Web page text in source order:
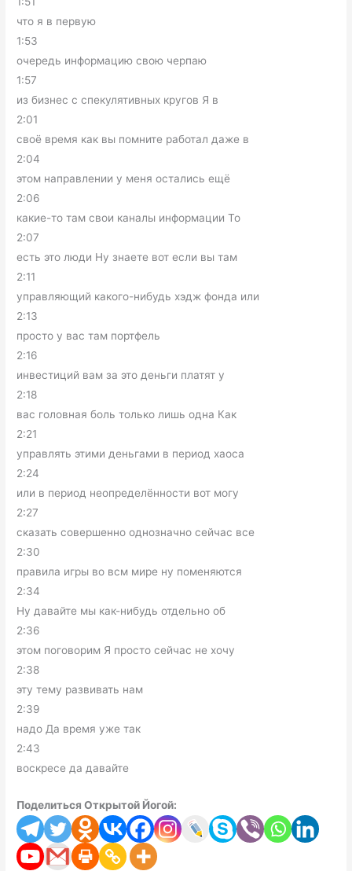
что я в первую
1:53
очередь информацию свою черпаю
1:57
из бизнес с спекулятивных кругов Я в
2:01
своё время как вы помните работал даже в
2:04
этом направлении у меня остались ещё
2:06
какие-то там свои каналы информации То
2:07
есть это люди Ну знаете вот если вы там
2:11
управляющий какого-нибудь хэдж фонда или
2:13
просто у вас там портфель
2:16
инвестиций вам за это деньги платят у
2:18
вас головная боль только лишь одна Как
2:21
управлять этими деньгами в период хаоса
2:24
или в период неопределённости вот могу
2:27
сказать совершенно однозначно сейчас все
2:30
правила игры во всм мире ну поменяются
2:34
Ну давайте мы как-нибудь отдельно об
2:36
этом поговорим Я просто сейчас не хочу
2:38
эту тему развивать нам
2:39
надо Да время уже так
2:43
воскресе да давайте
Поделиться Открытой Йогой: